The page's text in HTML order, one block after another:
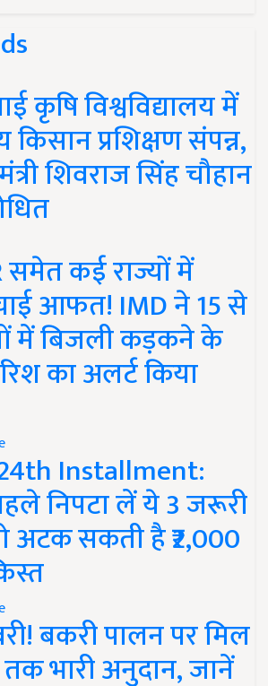
कृषि विश्वविद्यालय में
किसान प्रशिक्षण संपन्न,
शिवराज सिंह चौहान
समेत कई राज्यों में
आफत! IMD ने 15 से
में बिजली कड़कने के
का अलर्ट किया
Installment:
निपटा लें ये 3 जरूरी
अटक सकती है ₹2,000
बकरी पालन पर मिल
भारी अनुदान, जानें